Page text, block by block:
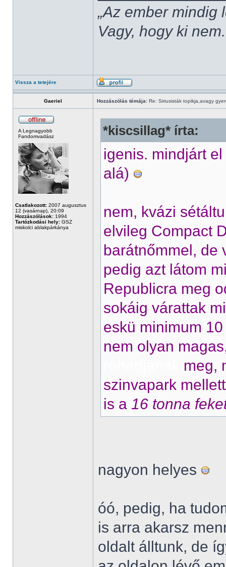
„Az ember mindig
Vagy, hogy ki
Vissza a tetejére
Gaeriel Hozzászólás témája: Re: Siriusisták topikja,avagy
A Legnagyobb
Fandomvadász
Csatlakozott: 2007 augusztus
12 (vasárnap), 20:09
Hozzászólások: 1994
Tartózkodási hely: GSZ
miskolci ablakpárkánya
*kiscsillag* írta:
igenis. mindjárt
alá)
nem, kvázi
elvileg Compact
barátnőmmel, de
pedig azt látom
Republicra meg
sokáig várattak
eskü minimum
nem olyan
meg,
szinvapark
is a 16 tonna
nagyon helyes
óó, pedig, ha
is arra akarsz
oldalt álltunk, de